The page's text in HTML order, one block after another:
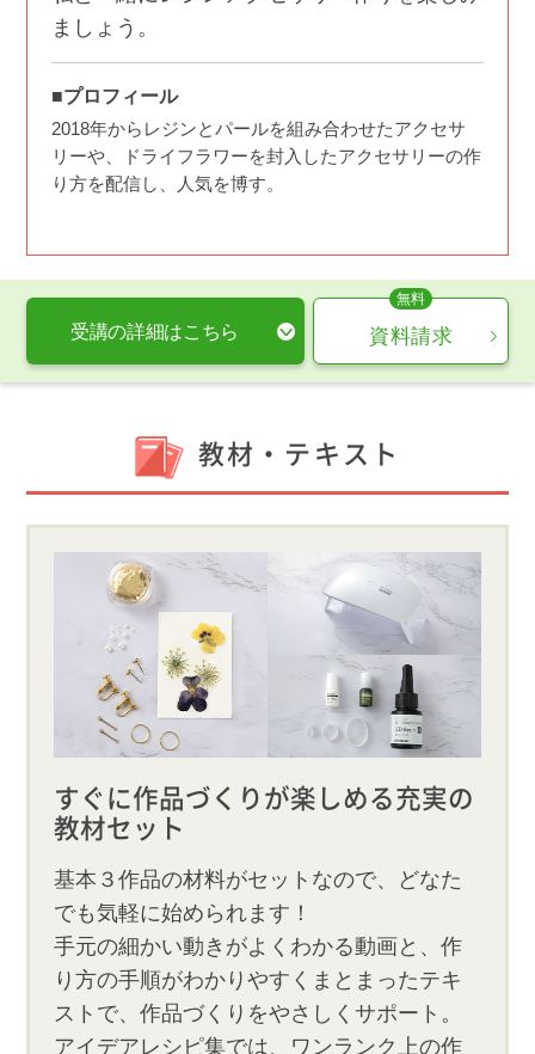
ましょう。
■プロフィール
2018年からレジンとパールを組み合わせたアクセサ
リーや、ドライフラワーを封入したアクセサリーの作
り方を配信し、人気を博す。
受講の詳細はこちら 資料請求
教材・テキスト
すぐに作品づくりが楽しめる充実の
教材セット
基本３作品の材料がセットなので、どなた
でも気軽に始められます！
手元の細かい動きがよくわかる動画と、作
り方の手順がわかりやすくまとまったテキ
ストで、作品づくりをやさしくサポート。
アイデアレシピ集では、ワンランク上の作